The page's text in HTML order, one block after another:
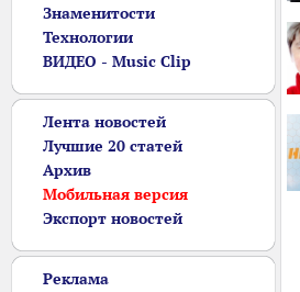
Знаменитости
Технологии
ВИДЕО - Music Clip
Лента новостей
Лучшие 20 статей
Архив
Мобильная версия
Экспорт новостей
Реклама